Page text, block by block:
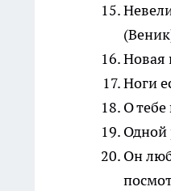
Новая
Ноги
О тебе
Одной
Он